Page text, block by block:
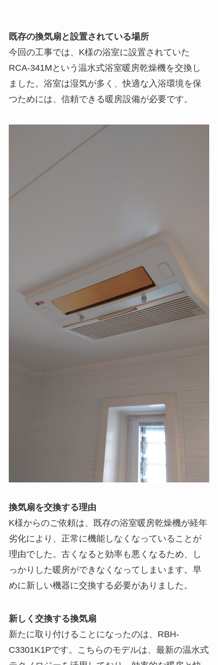
既存の換気扇と設置されている場所
今回の工事では、K様の浴室に設置されていた
RCA-341Mという温水式浴室暖房乾燥機を交換し
ました。浴室は湿気が多く、快適な入浴環境を保
つためには、信頼できる暖房設備が必要です。
換気扇を交換する理由
K様からのご依頼は、既存の浴室暖房乾燥機が経年
劣化により、正常に機能しなくなっていることが
理由でした。古くなると効率も悪くなるため、し
っかりした暖房ができなくなってしまいます。早
めに新しい機器に交換する必要がありました。
新しく交換する換気扇
新たに取り付けることになったのは、RBH-
C3301K1Pです。こちらのモデルは、最新の温水式